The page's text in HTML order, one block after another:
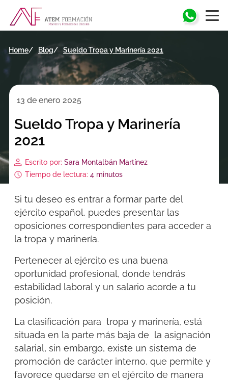
Home Blog Sueldo Tropa y Marinería 2021
13 de enero 2025
Sueldo Tropa y Marinería
2021
Escrito por: Sara Montalbán Martínez
Tiempo de lectura: 4 minutos
Si tu deseo es entrar a formar parte del
ejército español, puedes presentar las
oposiciones correspondientes para acceder a
la tropa y marinería.
Pertenecer al ejército es una buena
oportunidad profesional, donde tendrás
estabilidad laboral y un salario acorde a tu
posición.
La clasificación para tropa y marinería, está
situada en la parte más baja de la asignación
salarial, sin embargo, existe un sistema de
promoción de carácter interno, que permite y
favorece quedarse en el ejército de manera